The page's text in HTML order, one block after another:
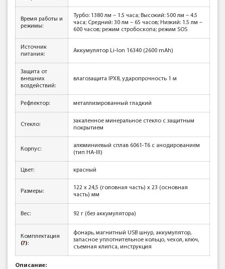
Время работы и
режимы:
Турбо: 1380 лм – 1.5 часа; Высокий: 500 лм – 4.5
часа; Средний: 30 лм – 65 часов; Низкий: 1.5 лм –
600 часов; режим стробоскопа; режим SOS
Источник
питания:
Аккумулятор Li-Ion 16340 (2600 mAh)
Защита от
внешних
воздействий:
влагозащита IPX8, ударопрочность 1 м
Рефлектор: металлизированный гладкий
Стекло:
закаленное минеральное стекло с защитным
покрытием
Корпус:
алюминиевый сплав 6061-T6 с анодированием
(тип HA-III)
Цвет: красный
Размеры:
122 х 24,5 (головная часть) х 23 (основная
часть) мм
Вес: 92 г (без аккумулятора)
Комплектация
(?):
фонарь, магнитный USB шнур, аккумулятор,
запасное уплотнительное кольцо, чехол, ключ,
съемная клипса, инструкция
Описание: